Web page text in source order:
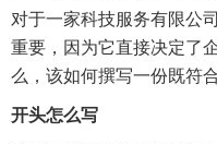
对于一家科技服务有限公
重要，因为它直接决定了
么，该如何撰写一份既符
开头怎么写